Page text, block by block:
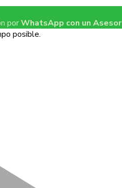
porWhatsApp con un Asesor
posible.